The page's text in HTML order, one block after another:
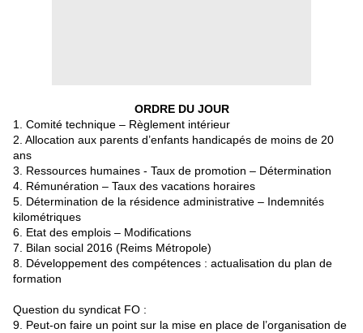
ORDRE DU JOUR
1. Comité technique – Règlement intérieur
2. Allocation aux parents d’enfants handicapés de moins de 20
ans
3. Ressources humaines - Taux de promotion – Détermination
4. Rémunération – Taux des vacations horaires
5. Détermination de la résidence administrative – Indemnités
kilométriques
6. Etat des emplois – Modifications
7. Bilan social 2016 (Reims Métropole)
8. Développement des compétences : actualisation du plan de
formation
Question du syndicat FO :
9. Peut-on faire un point sur la mise en place de l’organisation de